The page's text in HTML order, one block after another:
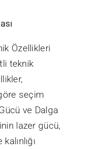
Özellikleri
teknik
seçim
ve Dalga
lazer gücü,